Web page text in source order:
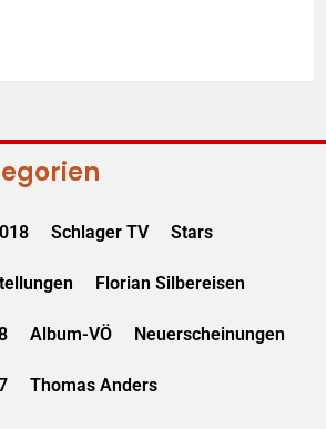
Schlager TV Stars
Florian Silbereisen
Album-VÖ Neuerscheinungen
Thomas Anders